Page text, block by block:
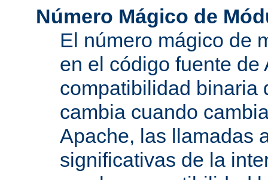
Número Mágico de
El número mágico de
en el código fuente
compatibilidad binaria
cambia cuando
Apache, las llamadas
significativas de la